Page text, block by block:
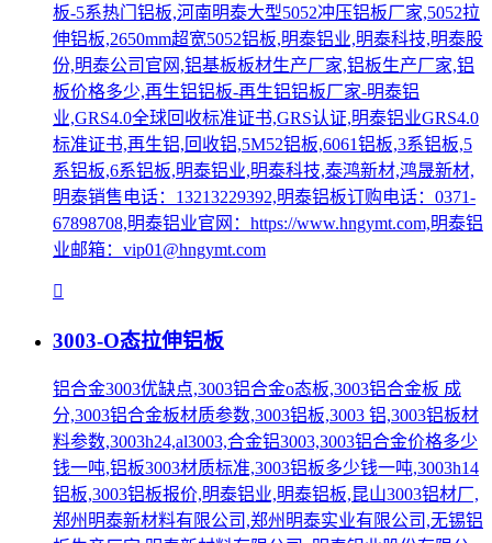
板-5系热门铝板,河南明泰大型5052冲压铝板厂家,5052拉
伸铝板,2650mm超宽5052铝板,明泰铝业,明泰科技,明泰股
份,明泰公司官网,铝基板板材生产厂家,铝板生产厂家,铝
板价格多少,再生铝铝板-再生铝铝板厂家-明泰铝
业,GRS4.0全球回收标准证书,GRS认证,明泰铝业GRS4.0
标准证书,再生铝,回收铝,5M52铝板,6061铝板,3系铝板,5
系铝板,6系铝板,明泰铝业,明泰科技,泰鸿新材,鸿晟新材,
明泰销售电话：13213229392,明泰铝板订购电话：0371-
67898708,明泰铝业官网：https://www.hngymt.com,明泰铝
业邮箱：vip01@hngymt.com
3003-O态拉伸铝板
铝合金3003优缺点,3003铝合金o态板,3003铝合金板 成
分,3003铝合金板材质参数,3003铝板,3003 铝,3003铝板材
料参数,3003h24,al3003,合金铝3003,3003铝合金价格多少
钱一吨,铝板3003材质标准,3003铝板多少钱一吨,3003h14
铝板,3003铝板报价,明泰铝业,明泰铝板,昆山3003铝材厂,
郑州明泰新材料有限公司,郑州明泰实业有限公司,无锡铝